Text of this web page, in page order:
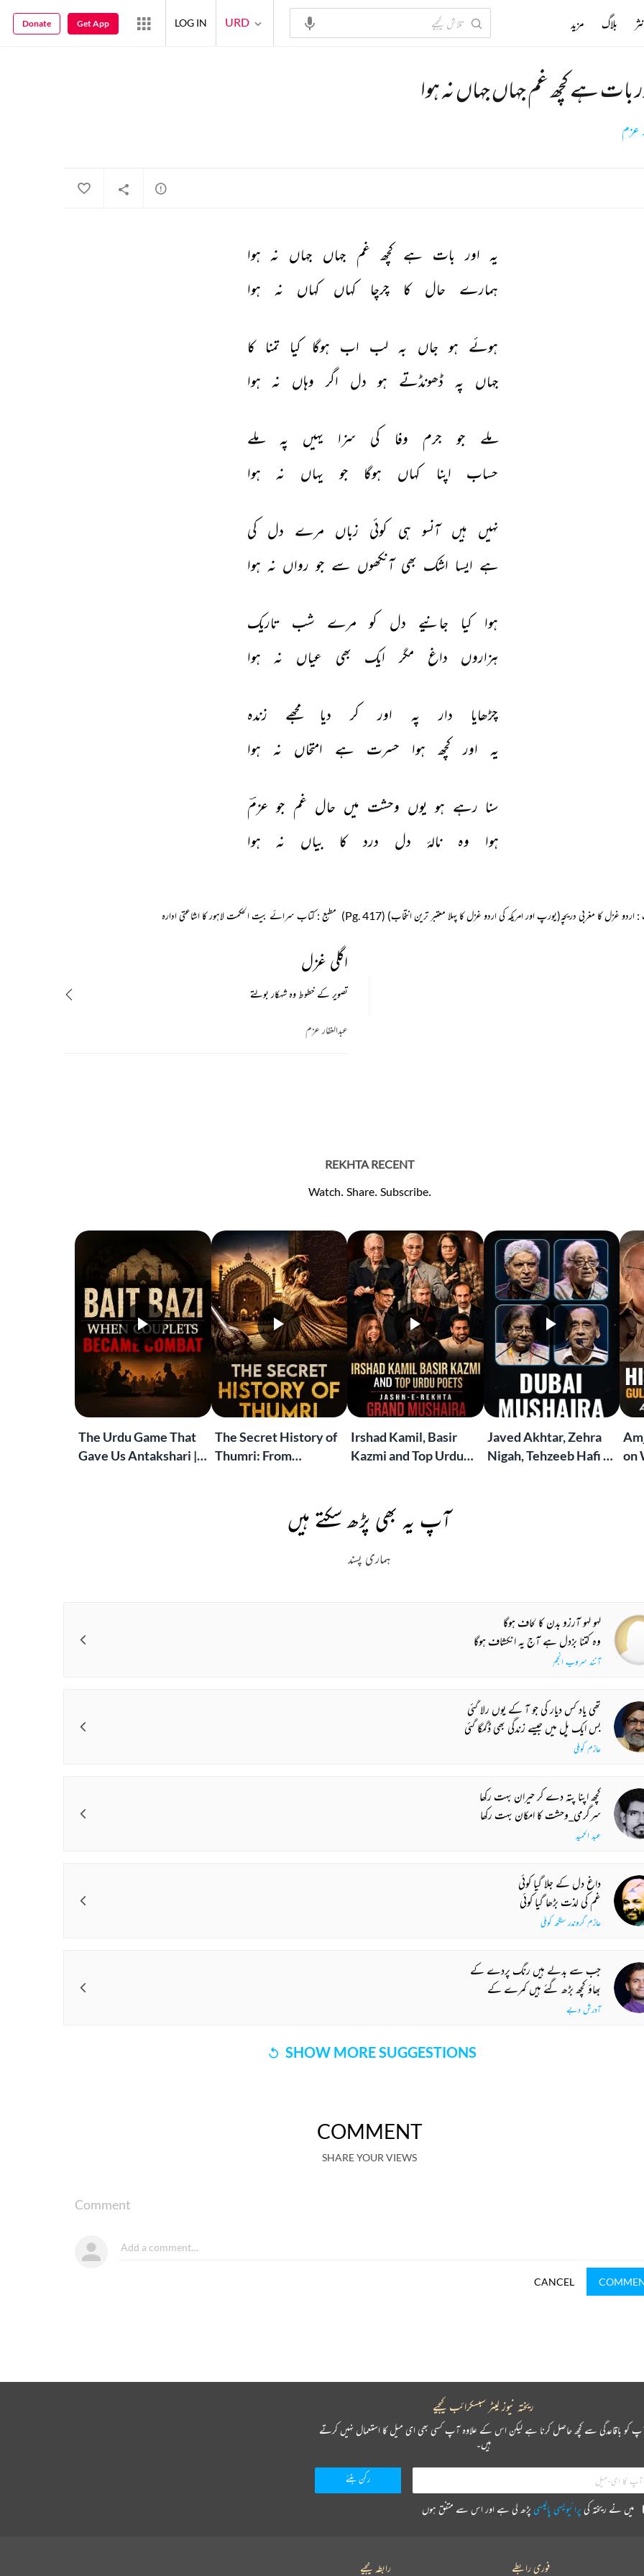
بات ہے کچھ غم جہاں جہاں نہ ہوا
عزم
یہ اور بات ہے کچھ غم جہاں جہاں نہ ہوا
ہمارے
حال کا چرچا کہاں کہاں نہ ہوا
ہوئے ہو جاں بہ لب اب ہوگا کیا تمنا کا
جہاں
پہ ڈھونڈتے ہو دل اگر وہاں نہ ہوا
ملے جو جرم وفا کی سزا یہیں پہ
ملے
حساب
اپنا کہاں ہوگا جو یہاں نہ ہوا
نہیں ہیں آنسو ہی کوئی زباں مرے دل کی
ہے ایسا اشک بھی آنکھوں سے جو رواں نہ ہوا
ہوا کیا جانیے دل کو مرے شب
تاریک
ہزاروں
داغ مگر ایک بھی عیاں نہ ہوا
چڑھایا دار پہ اور کر دیا مجھے
زندہ
یہ
اور کچھ ہوا حسرت ہے امتحاں نہ ہوا
سنا رہے ہو یوں وحشت میں حال غم جو عزمؔ
ہوا
وہ نالۂ دل درد کا بیاں نہ ہوا
: اردو غزل کا مغربی دریچہ(یورپ اور امریکہ کی اردو غزل کا پہلا معتبر ترین انتخاب) (Pg. 417) مطبع : کتاب سرائے بیت الحکمت لاہور کا اشاعتی ادارہ
اگلی غزل
تصویر کے خطوط وہ شہکار بولتے
عبدالغفار عزم
REKHTA RECENT
Watch. Share. Subscribe.
The Urdu Game That
Gave Us Antakshari |
The Secret History of
Thumri: From
Irshad Kamil, Basir
Kazmi and Top Urdu
London Grand
Mushaira
Javed Akhtar, Zehra
Nigah, Tehzeeb Hafi &
on
آپ یہ بھی پڑھ سکتے ہیں
ہماری پسند
لہو لہو آرزو بدن کا لحاف ہوگا
وہ کتنا بزدل ہے آج یہ انکشاف ہوگا
آنند سروپ انجم
تھی یاد کس دیار کی جو آ کے یوں رلا گئی
بس ایک پل میں جیسے زندگی بھی ڈگمگا گئی
عازم کوہلی
کچھ اپنا پتہ دے کر حیران بہت رکھا
سرگرمی_وحشت کا امکان بہت رکھا
عبد الحمید
داغ دل کے جلا گیا کوئی
غم کی لذت بڑھا گیا کوئی
عازم گروندر سنگھ کوہلی
جب سے بدلے ہیں رنگ پردے کے
بھاؤ کچھ بڑھ گئے ہیں کمرے کے
آدرش دبے
SHOW MORE SUGGESTIONS
COMMENT
SHARE YOUR VIEWS
Comment
CANCEL
نثر بلاگ مزید URD
LOG IN
Get App
Donate
ریختہ نیوز لیٹر سبسکرائب کیجیے
کو باقاعدگی سے کچھ حاصل کرنا ہے لیکن اس کے علاوہ آپ کسی بھی ای میل کا استعمال نہیں کرتے
ہیں۔
میں نے ریختہ کیپرائیویسی پالیسیپڑھ لی ہے اور اس سے متفق ہوں
فوری رابطے رابطہ کیجیے